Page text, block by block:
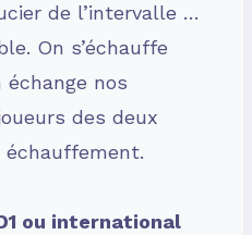
de l’intervalle …
On s’échauffe
nos
des deux
ou international